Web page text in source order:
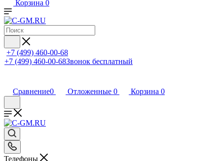
Корзина 0
+7 (499) 460-00-68
+7 (499) 460-00-68Звонок бесплатный
Сравнение0 Отложенные 0 Корзина 0
Телефоны